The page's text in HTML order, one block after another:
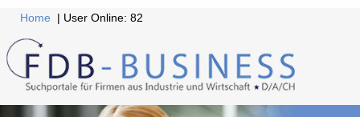
Home | User Online: 82